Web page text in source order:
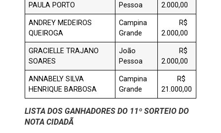
PAULA PORTO
Pessoa
2.000,00
ANDREY MEDEIROS
QUEIROGA
Campina
Grande
R$
2.000,00
GRACIELLE TRAJANO
SOARES
João
Pessoa
R$
2.000,00
ANNABELY SILVA
HENRIQUE BARBOSA
Campina
Grande
R$
21.000,00
LISTA DOS GANHADORES DO 11º SORTEIO DO
NOTA CIDADÃ